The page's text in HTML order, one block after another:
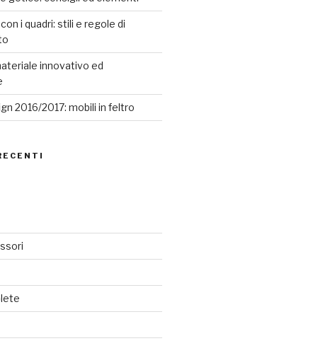
i quadri: stili e regole di
innovativo ed
2016/2017: mobili in feltro